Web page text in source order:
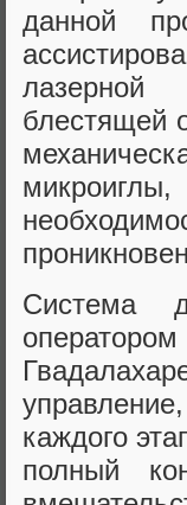
данной
лазерной
блестящей
Система
каждого
полный